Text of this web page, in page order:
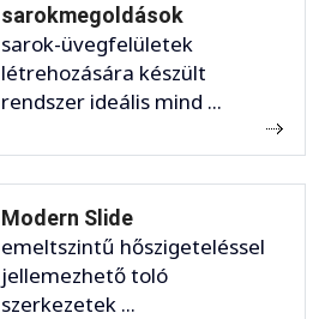
sarokmegoldások
sarok-üvegfelületek
létrehozására készült
rendszer ideális mind ...
Modern Slide
emeltszintű hőszigeteléssel
jellemezhető toló
szerkezetek ...